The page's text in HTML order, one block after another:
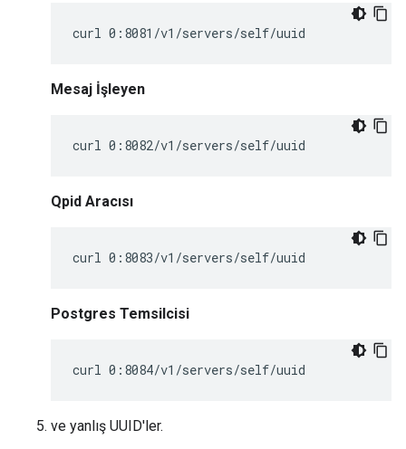
curl 0:8081/v1/servers/self/uuid
Mesaj İşleyen
curl 0:8082/v1/servers/self/uuid
Qpid Aracısı
curl 0:8083/v1/servers/self/uuid
Postgres Temsilcisi
curl 0:8084/v1/servers/self/uuid
ve yanlış UUID'ler.